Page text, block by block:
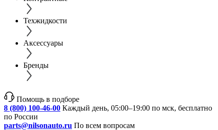
Техжидкости
Аксессуары
Бренды
Помощь в подборе
8 (800) 100-46-00 Каждый день, 05:00–19:00 по мск, бесплатно
по России
parts@nilsonauto.ru По всем вопросам